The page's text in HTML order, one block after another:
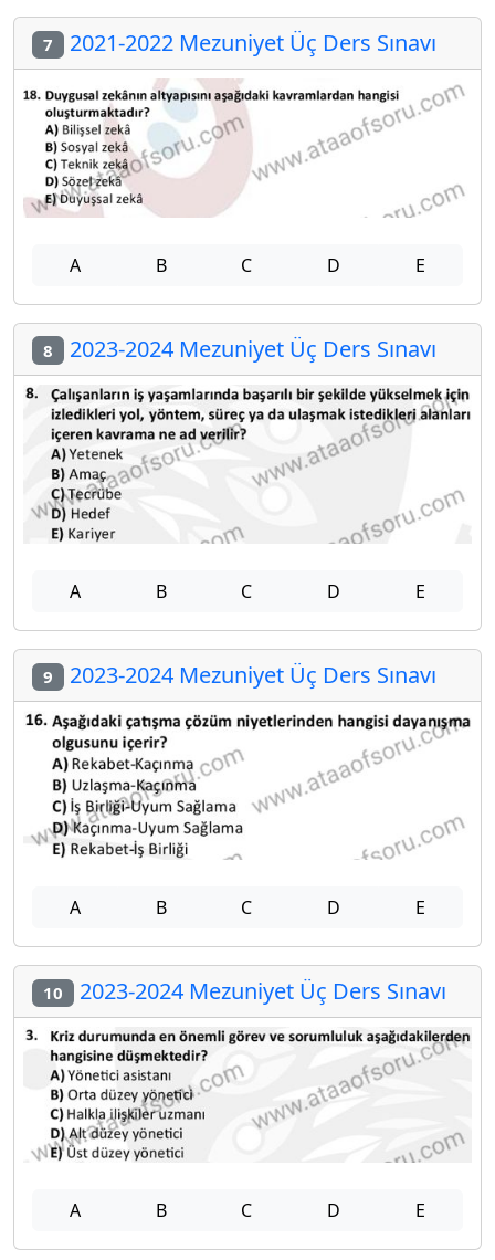
7 2021-2022 Mezuniyet Üç Ders Sınavı
A B C D E
8 2023-2024 Mezuniyet Üç Ders Sınavı
A B C D E
9 2023-2024 Mezuniyet Üç Ders Sınavı
A B C D E
10 2023-2024 Mezuniyet Üç Ders Sınavı
A B C D E